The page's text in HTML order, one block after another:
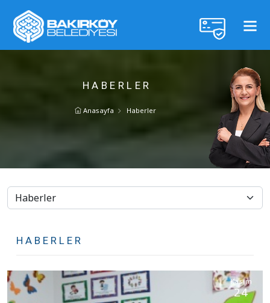
HABERLER
Anasayfa Haberler
HABERLER
Kasım
24